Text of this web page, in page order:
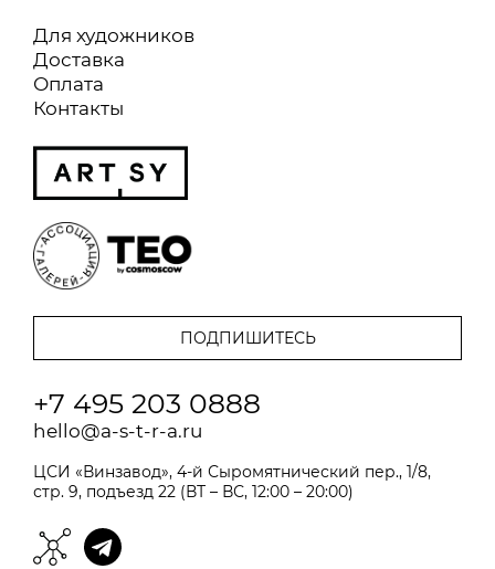
Для художников
Доставка
Оплата
Контакты
+7 495 203 0888
hello@a-s-t-r-a.ru
ЦСИ «Винзавод», 4-й Сыромятнический пер., 1/8,
стр. 9, подъезд 22 (ВТ – ВС, 12:00 – 20:00)